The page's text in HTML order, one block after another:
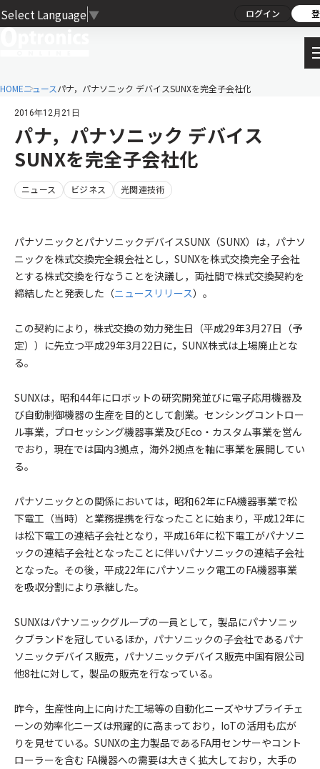
Select Language ▼ ログイン
HOMEニュースパナ，パナソニック デバイスSUNXを完全子会社化
2016年12月21日
パナ，パナソニック デバイス
SUNXを完全子会社化
ニュース ビジネス 光関連技術
パナソニックとパナソニックデバイスSUNX（SUNX）は，パナソ
ニックを株式交換完全親会社とし，SUNXを株式交換完全子会社
とする株式交換を行なうことを決議し，両社間で株式交換契約を
締結したと発表した（ニュースリリース）。
この契約により，株式交換の効力発生日（平成29年3月27日（予
定））に先立つ平成29年3月22日に，SUNX株式は上場廃止とな
る。
SUNXは，昭和44年にロボットの研究開発並びに電子応用機器及
び自動制御機器の生産を目的として創業。センシングコントロー
ル事業，プロセッシング機器事業及びEco・カスタム事業を営ん
でおり，現在では国内3拠点，海外2拠点を軸に事業を展開してい
る。
パナソニックとの関係においては，昭和62年にFA機器事業で松
下電工（当時）と業務提携を行なったことに始まり，平成12年に
は松下電工の連結子会社となり，平成16年に松下電工がパナソニ
ックの連結子会社となったことに伴いパナソニックの連結子会社
となった。その後，平成22年にパナソニック電工のFA機器事業
を吸収分割により承継した。
SUNXはパナソニックグループの一員として，製品にパナソニッ
クブランドを冠しているほか，パナソニックの子会社であるパナ
ソニックデバイス販売，パナソニックデバイス販売中国有限公司
他8社に対して，製品の販売を行なっている。
昨今，生産性向上に向けた工場等の自動化ニーズやサプライチェ
ーンの効率化ニーズは飛躍的に高まっており，IoTの活用も広が
りを見せている。SUNXの主力製品であるFA用センサーやコント
ローラーを含む FA機器への需要は大きく拡大しており，大手の